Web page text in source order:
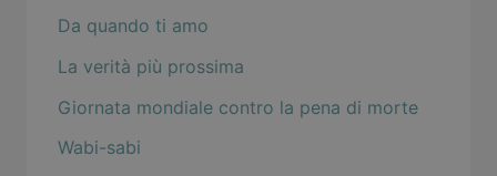
Da quando ti amo
La verità più prossima
Giornata mondiale contro la pena di morte
Wabi-sabi